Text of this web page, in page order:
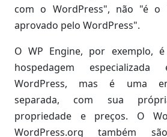
com o WordPress", não "é o
aprovado pelo WordPress".
O WP Engine, por exemplo,
hospedagem especializada
WordPress, mas é uma
separada, com sua
propriedade e preços. O
WordPress.org também